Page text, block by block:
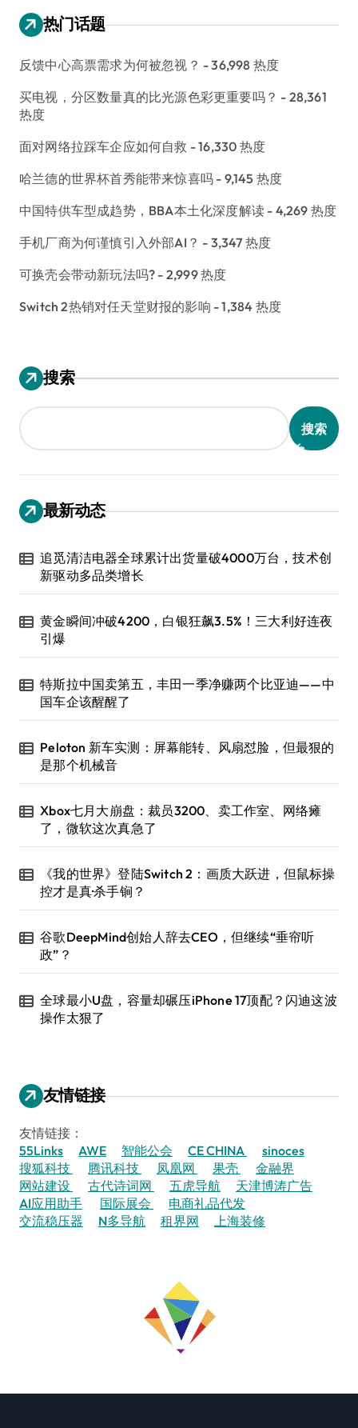
热门话题
反馈中心高票需求为何被忽视？ - 36,998 热度
买电视，分区数量真的比光源色彩更重要吗？ - 28,361
热度
面对网络拉踩车企应如何自救 - 16,330 热度
哈兰德的世界杯首秀能带来惊喜吗 - 9,145 热度
中国特供车型成趋势，BBA本土化深度解读 - 4,269 热度
手机厂商为何谨慎引入外部AI？ - 3,347 热度
可换壳会带动新玩法吗? - 2,999 热度
Switch 2热销对任天堂财报的影响 - 1,384 热度
搜索
搜索
最新动态
追觅清洁电器全球累计出货量破4000万台，技术创
新驱动多品类增长
黄金瞬间冲破4200，白银狂飙3.5%！三大利好连夜
引爆
特斯拉中国卖第五，丰田一季净赚两个比亚迪——中
国车企该醒醒了
Peloton 新车实测：屏幕能转、风扇怼脸，但最狠的
是那个机械音
Xbox七月大崩盘：裁员3200、卖工作室、网络瘫
了，微软这次真急了
《我的世界》登陆Switch 2：画质大跃进，但鼠标操
控才是真·杀手锏？
谷歌DeepMind创始人辞去CEO，但继续“垂帘听
政”？
全球最小U盘，容量却碾压iPhone 17顶配？闪迪这波
操作太狠了
友情链接
友情链接：
55Links
AWE 智能公会 CE CHINA
sinoces
搜狐科技
腾讯科技 凤凰网 果壳
金融界
网站建设
古代诗词网 五虎导航
天津博涛广告
AI应用助手
国际展会
电商礼品代发
交流稳压器
N多导航 租界网 上海装修